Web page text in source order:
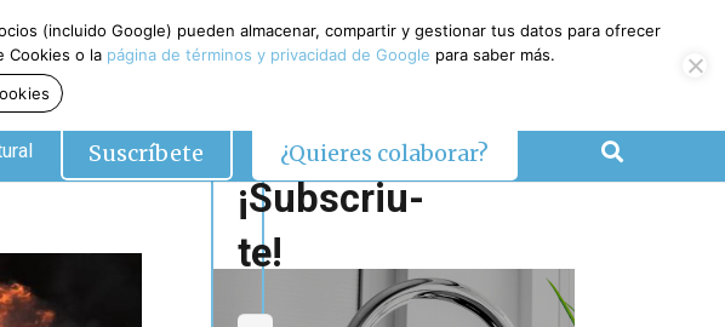
Suscríbete ¿Quieres colaborar?
¡Subscriu-
te!
(incluido Google) pueden almacenar, compartir y gestionar tus datos para ofrecer
Cookies o la página de términos y privacidad de Google para saber más.